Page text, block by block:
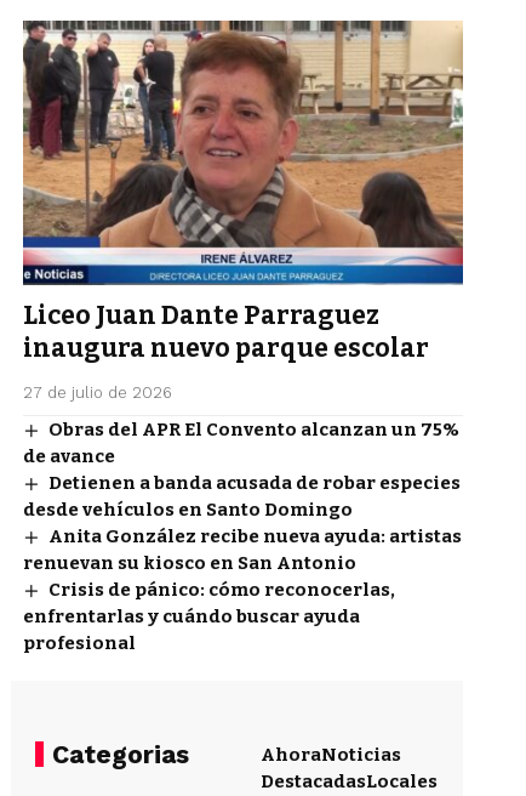
Liceo Juan Dante Parraguez
inaugura nuevo parque escolar
27 de julio de 2026
Obras del APR El Convento alcanzan un 75%
de avance
Detienen a banda acusada de robar especies
desde vehículos en Santo Domingo
Anita González recibe nueva ayuda: artistas
renuevan su kiosco en San Antonio
Crisis de pánico: cómo reconocerlas,
enfrentarlas y cuándo buscar ayuda
profesional
Categorias AhoraNoticias
DestacadasLocales